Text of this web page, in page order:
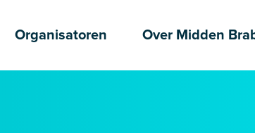
Organisatoren Over Midden